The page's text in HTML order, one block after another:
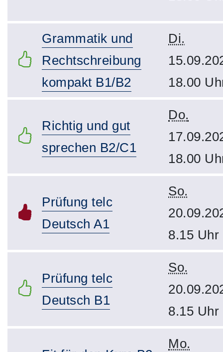
Grammatik und
Rechtschreibung
kompakt B1/B2
Di.
18.00
Richtig und gut
sprechen B2/C1
Do.
18.00
Prüfung telc
Deutsch A1
So.
8.15 Uhr
Prüfung telc
Deutsch B1
So.
8.15 Uhr
Mo.